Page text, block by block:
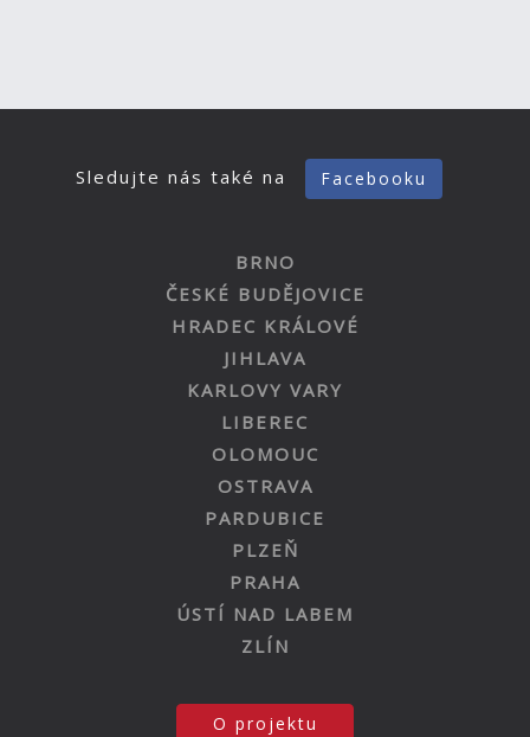
Sledujte nás také na Facebooku
BRNO
ČESKÉ BUDĚJOVICE
HRADEC KRÁLOVÉ
JIHLAVA
KARLOVY VARY
LIBEREC
OLOMOUC
OSTRAVA
PARDUBICE
PLZEŇ
PRAHA
ÚSTÍ NAD LABEM
ZLÍN
O projektu